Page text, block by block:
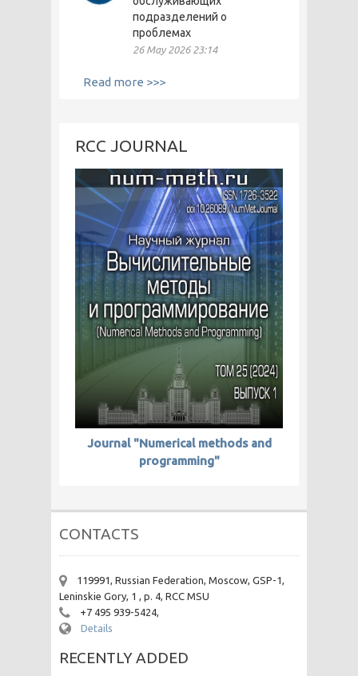
подразделений о
проблемах
26 May 2026 23:14
Read more >>>
RCC JOURNAL
Journal "Numerical methods and
programming"
CONTACTS
119991, Russian Federation, Moscow, GSP-1,
Leninskie Gory, 1 , p. 4, RCC MSU
+7 495 939-5424,
Details
RECENTLY ADDED